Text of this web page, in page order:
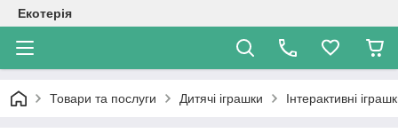
Екотерія
Товари та послуги Дитячі іграшки Інтерактивні